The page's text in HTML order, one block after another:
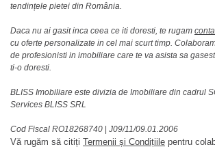
tendințele pietei din România.
Daca nu ai gasit inca ceea ce iti doresti, te rugam
cu oferte personalizate in cel mai scurt timp.
de profesionisti in imobiliare care te va asista sa
ti-o doresti.
BLISS Imobiliare este divizia de Imobiliare din cadrul
Services BLISS SRL
Cod Fiscal RO18268740 | J09/11/09.01.2006
Vă rugăm să citiți Termenii și Condițiile pentru